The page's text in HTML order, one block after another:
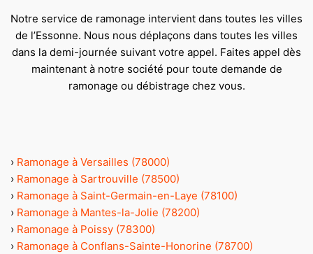
Notre service de ramonage intervient dans toutes les villes
de l’Essonne. Nous nous déplaçons dans toutes les villes
dans la demi-journée suivant votre appel. Faites appel dès
maintenant à notre société pour toute demande de
ramonage ou débistrage chez vous.
› Ramonage à Versailles (78000)
› Ramonage à Sartrouville (78500)
› Ramonage à Saint-Germain-en-Laye (78100)
› Ramonage à Mantes-la-Jolie (78200)
› Ramonage à Poissy (78300)
› Ramonage à Conflans-Sainte-Honorine (78700)